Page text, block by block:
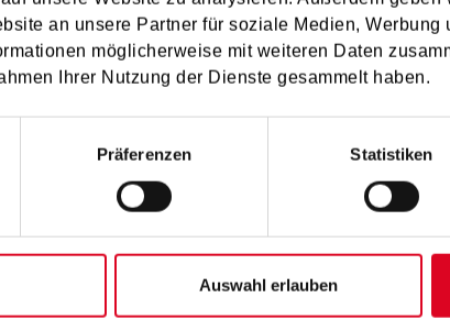
an unsere Partner für soziale Medien, Werbung
möglicherweise mit weiteren Daten
Ihrer Nutzung der Dienste gesammelt haben.
Präferenzen Statistiken
Auswahl erlauben